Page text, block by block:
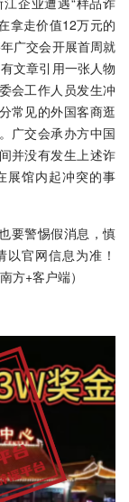
拿走价值12万元的
广交会开展首周就
文章引用一张人物
会工作人员发生冲
常见的外国客商逛
广交会承办方中国
并没有发生上述诈
展馆内起冲突的事
要警惕假消息，慎
官网信息为准！
方+客户端）